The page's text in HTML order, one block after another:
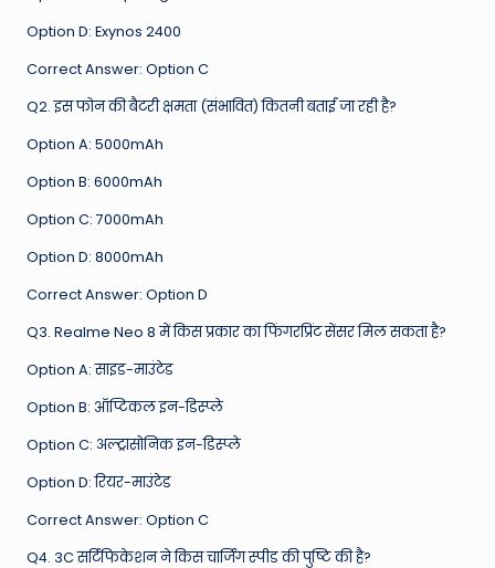
Option D: Exynos 2400
Correct Answer: Option C
Q2. इस फोन की बैटरी क्षमता (संभावित) कितनी बताई जा रही है?
Option A: 5000mAh
Option B: 6000mAh
Option C: 7000mAh
Option D: 8000mAh
Correct Answer: Option D
Q3. Realme Neo 8 में किस प्रकार का फिंगरप्रिंट सेंसर मिल सकता है?
Option A: साइड-माउंटेड
Option B: ऑप्टिकल इन-डिस्प्ले
Option C: अल्ट्रासोनिक इन-डिस्प्ले
Option D: रियर-माउंटेड
Correct Answer: Option C
Q4. 3C सर्टिफिकेशन ने किस चार्जिंग स्पीड की पुष्टि की है?